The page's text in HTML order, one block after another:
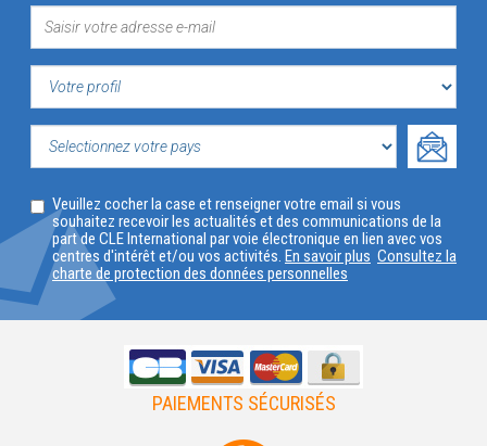
VOTRE
PROFIL
VOTRE
PAYS
Veuillez cocher la case et renseigner votre email si vous
souhaitez recevoir les actualités et des communications de la
part de CLE International par voie électronique en lien avec vos
centres d'intérêt et/ou vos activités. En savoir plus Consultez la
charte de protection des données personnelles
PAIEMENTS SÉCURISÉS